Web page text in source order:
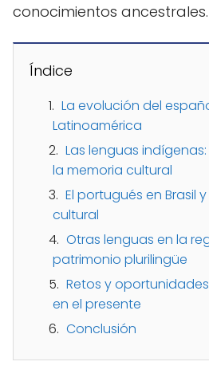
conocimientos ancestrales.
Índice
La evolución del
Latinoamérica
Las lenguas
la memoria cultural
El portugués en Brasil
cultural
Otras lenguas en la
patrimonio plurilingüe
Retos y
en el presente
Conclusión